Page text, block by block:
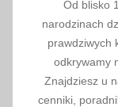
Od blisko
narodzinach
prawdziwych
odkrywamy
Znajdziesz u
cenniki,